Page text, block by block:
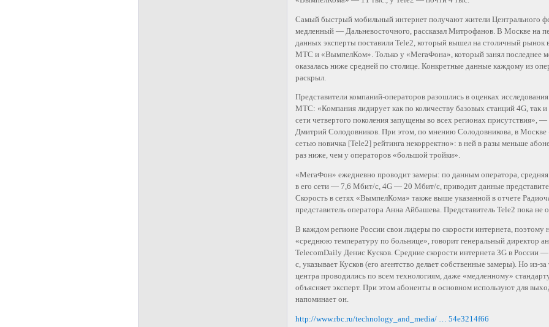
Самый быстрый мобильный интернет получают жители Центрального
медленный — Дальневосточного, рассказал Митрофанов. В Москве на
данных эксперты поставили Tele2, который вышел на столичный рынок
МТС и «ВымпелКом». Только у «МегаФона», который занял последнее
оказалась ниже средней по столице. Конкретные данные каждому из
раскрыл.
Представители компаний-операторов разошлись в оценках
МТС: «Компания лидирует как по количеству базовых станций 4G,
сети четвертого поколения запущены во всех регионах присутствия», —
Дмитрий Солодовников. При этом, по мнению Солодовникова, в
сетью новичка [Tele2] рейтинга некорректно»: в ней в разы меньше
раз ниже, чем у операторов «большой тройки».
«МегаФон» ежедневно проводит замеры: по данным оператора, средняя
в его сети — 7,6 Мбит/с, 4G — 20 Мбит/с, приводит данные
Скорость в сетях «ВымпелКома» также выше указанной в отчете
представитель оператора Анна Айбашева. Представитель Tele2 пока не
В каждом регионе России свои лидеры по скорости интернета, поэтому
«среднюю температуру по больнице», говорит генеральный директор
TelecomDaily Денис Кусков. Средние скорости интернета 3G в
с, указывает Кусков (его агентство делает собственные замеры). Но из-
центра проводились по всем технологиям, даже «медленному»
объясняет эксперт. При этом абоненты в основном используют для
напоминает он.
http://www.rbc.ru/technology_and_media/ … 54e3214f66